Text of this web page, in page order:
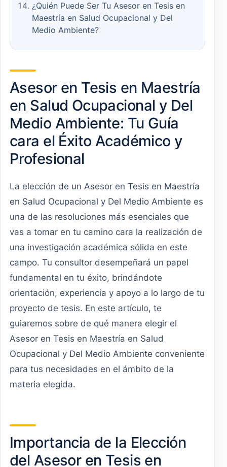
¿Quién Puede Ser Tu Asesor en Tesis en
Maestría en Salud Ocupacional y Del
Medio Ambiente?
Asesor en Tesis en Maestría
en Salud Ocupacional y Del
Medio Ambiente: Tu Guía
cara el Éxito Académico y
Profesional
La elección de un Asesor en Tesis en Maestría
en Salud Ocupacional y Del Medio Ambiente es
una de las resoluciones más esenciales que
vas a tomar en tu camino cara la realización de
una investigación académica sólida en este
campo. Tu consultor desempeñará un papel
fundamental en tu éxito, brindándote
orientación, experiencia y apoyo a lo largo de tu
proyecto de tesis. En este artículo, te
guiaremos sobre de qué manera elegir el
Asesor en Tesis en Maestría en Salud
Ocupacional y Del Medio Ambiente conveniente
para tus necesidades en el ámbito de la
materia elegida.
Importancia de la Elección
del Asesor en Tesis en